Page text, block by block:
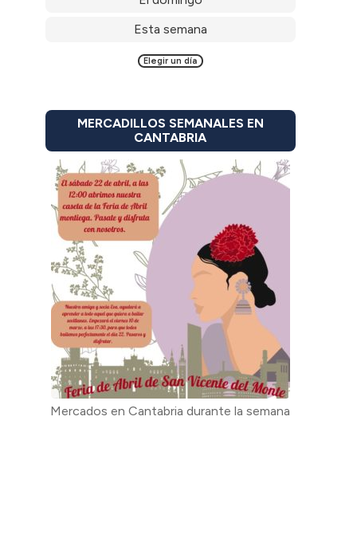
Esta semana
Elegir un día
MERCADILLOS SEMANALES EN
CANTABRIA
Mercados en Cantabria durante la semana